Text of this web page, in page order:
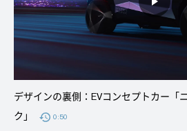
デザインの裏側：EVコンセプトカー「
ク」
0:50